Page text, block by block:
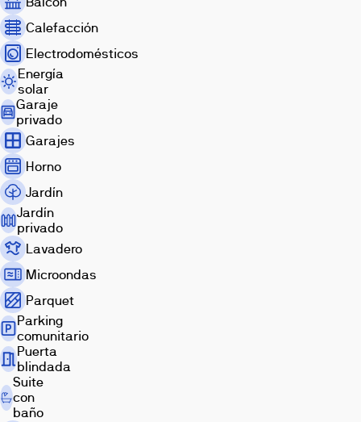
oferta
de
servicios,
equipamientos
y
actividad
administrativa
y
universitaria.
Calefacción
Electrodomésticos
Energía
solar
Garaje
privado
Garajes
Horno
Jardín
Jardín
privado
Lavadero
Microondas
Parquet
Parking
comunitario
Puerta
blindada
Suite
con
baño